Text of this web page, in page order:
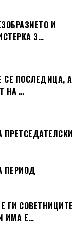
И
З…
СЕ ПОСЛЕДИЦА, А
НА …
ПРЕТСЕДАТЕЛСКИ
ПЕРИОД
ГИ СОВЕТНИЦИТЕ
ИМА Е…